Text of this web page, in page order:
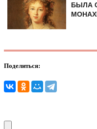
БЫЛА
Поделиться: